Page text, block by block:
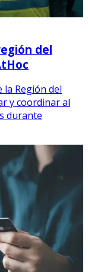
del
la Región del
y coordinar al
durante